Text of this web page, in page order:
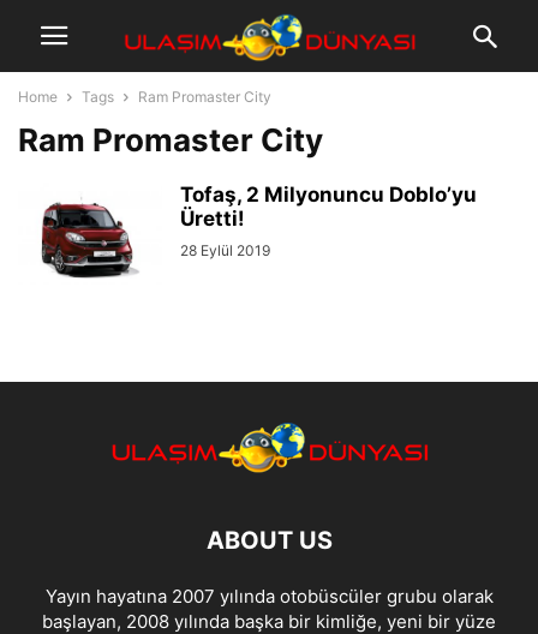
Home Tags Ram Promaster City
Ram Promaster City
Tofaş, 2 Milyonuncu Doblo’yu
Üretti!
28 Eylül 2019
ABOUT US
Yayın hayatına 2007 yılında otobüscüler grubu olarak
başlayan, 2008 yılında başka bir kimliğe, yeni bir yüze